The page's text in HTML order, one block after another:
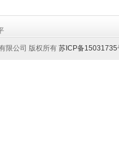
限公司 版权所有 苏ICP备15031735